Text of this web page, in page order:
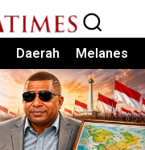
Daerah Melanesia